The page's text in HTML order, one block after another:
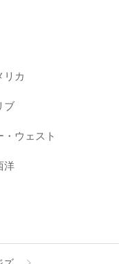
リカ
ブ
・ウェスト
洋